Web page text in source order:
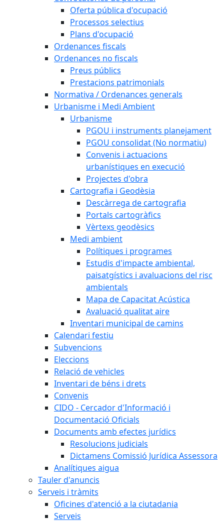
Oferta pública d'ocupació
Processos selectius
Plans d'ocupació
Ordenances fiscals
Ordenances no fiscals
Preus públics
Prestacions patrimonials
Normativa / Ordenances generals
Urbanisme i Medi Ambient
Urbanisme
PGOU i instruments planejament
PGOU consolidat (No normatiu)
Convenis i actuacions
urbanístiques en execució
Projectes d'obra
Cartografia i Geodèsia
Descàrrega de cartografia
Portals cartogràfics
Vèrtexs geodèsics
Medi ambient
Polítiques i programes
Estudis d'impacte ambiental,
paisatgístics i avaluacions del risc
ambientals
Mapa de Capacitat Acústica
Avaluació qualitat aire
Inventari municipal de camins
Calendari festiu
Subvencions
Eleccions
Relació de vehicles
Inventari de béns i drets
Convenis
CIDO - Cercador d'Informació i
Documentació Oficials
Documents amb efectes jurídics
Resolucions judicials
Dictamens Comissió Jurídica Assessora
Analítiques aigua
Tauler d'anuncis
Serveis i tràmits
Oficines d'atenció a la ciutadania
Serveis